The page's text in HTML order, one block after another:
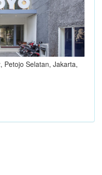
Petojo Selatan, Jakarta,